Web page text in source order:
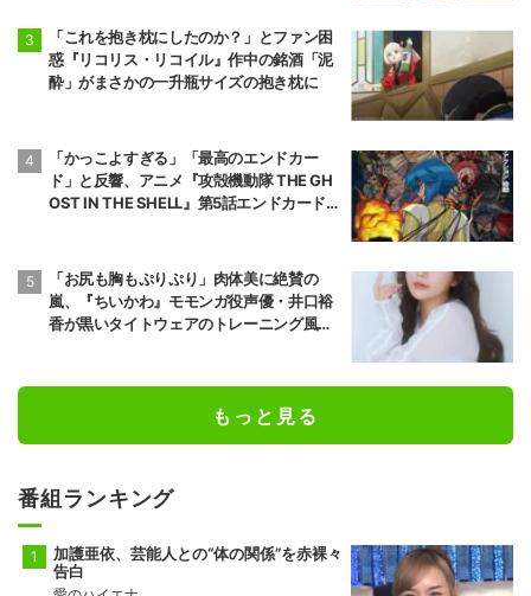
「これを抱き枕にしたのか？」とファン困
惑『リコリス・リコイル』作中の銘酒「泥
酔」がまさかの一升瓶サイズの抱き枕に
「かっこよすぎる」「最高のエンドカー
ド」と反響、アニメ『攻殻機動隊 THE GH
OST IN THE SHELL』第5話エンドカード公
「お尻も胸もぷりぷり」肉体美に絶賛の
嵐、『ちいかわ』モモンガ役声優・井口裕
香が黒いタイトウェアのトレーニング風景
もっと見る
番組ランキング
加護亜依、芸能人との“体の関係”を赤裸々
告白